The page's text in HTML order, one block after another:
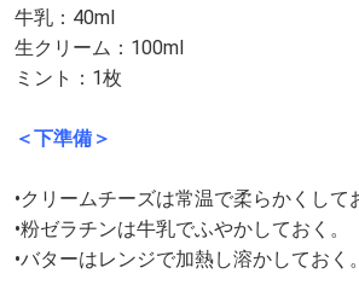
牛乳：40ml
生クリーム：100ml
ミント：1枚
＜下準備＞
•クリームチーズは常温で柔らかくして
•粉ゼラチンは牛乳でふやかしておく。
•バターはレンジで加熱し溶かしておく。